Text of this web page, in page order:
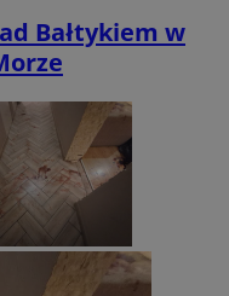
Bałtykiem w